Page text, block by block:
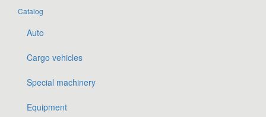
Catalog
Auto
Cargo vehicles
Special machinery
Equipment